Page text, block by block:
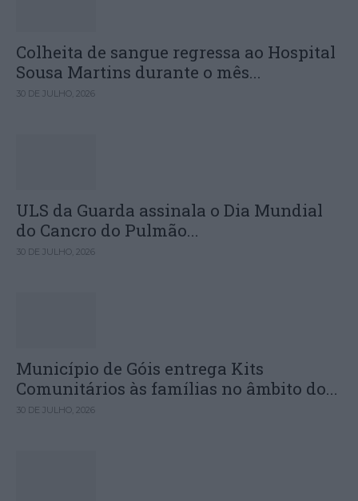
Colheita de sangue regressa ao Hospital
Sousa Martins durante o mês...
30 DE JULHO, 2026
ULS da Guarda assinala o Dia Mundial
do Cancro do Pulmão...
30 DE JULHO, 2026
Município de Góis entrega Kits
Comunitários às famílias no âmbito do...
30 DE JULHO, 2026